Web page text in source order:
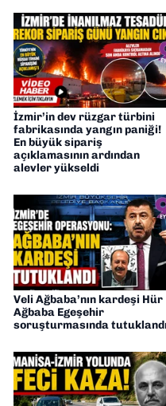
İzmir’in dev rüzgar türbini
fabrikasında yangın paniği!
En büyük sipariş
açıklamasının ardından
alevler yükseldi
Veli Ağbaba’nın kardeşi Hür
Ağbaba Egeşehir
soruşturmasında tutuklandı